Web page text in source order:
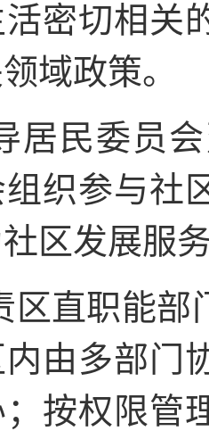
密切相关
域政策。
居民委员
织参与社
区发展服
区直职能部
由多部门
按权限管